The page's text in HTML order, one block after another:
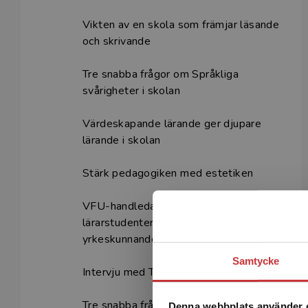
Samtycke
Vikten av en skola som främjar läsande
och skrivande
Tre snabba frågor om Språkliga
svårigheter i skolan
Värdeskapande lärande ger djupare
lärande i skolan
Stärk pedagogiken med estetiken
VFU-handledares betydelse för
lärarstudenters praktiska
yrkeskunnande
Intervju med Therese Nilsson